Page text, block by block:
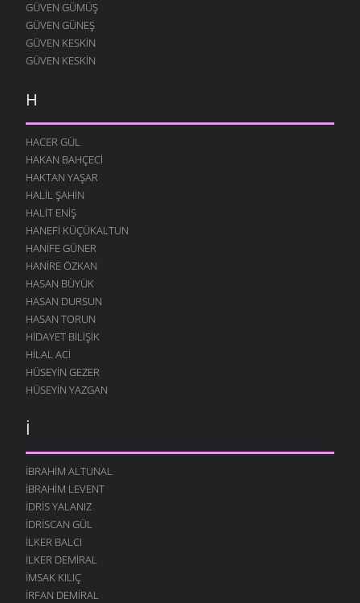
GÜVEN GÜMÜŞ
GÜVEN GÜNEŞ
GÜVEN KESKIN
GÜVEN KESKIN
H
HACER GÜL
HAKAN BAHÇECI
HAKTAN YAŞAR
HALIL ŞAHIN
HALIT ENIŞ
HANEFI KÜÇÜKALTUN
HANIFE GÜNER
HANIRE ÖZKAN
HASAN BÜYÜK
HASAN DURSUN
HASAN TORUN
HIDAYET BILIŞIK
HILAL ACI
HÜSEYIN GEZER
HÜSEYIN YAZGAN
İ
İBRAHIM ALTUNAL
İBRAHIM LEVENT
İDRIS YALANIZ
IDRISCAN GÜL
İLKER BALCI
İLKER DEMIRAL
İMSAK KILIÇ
İRFAN DEMIRAL